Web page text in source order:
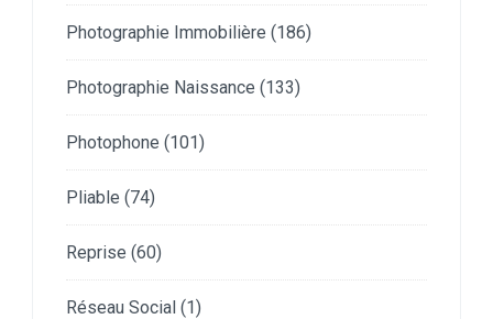
Photographie Immobilière (186)
Photographie Naissance (133)
Photophone (101)
Pliable (74)
Reprise (60)
Réseau Social (1)